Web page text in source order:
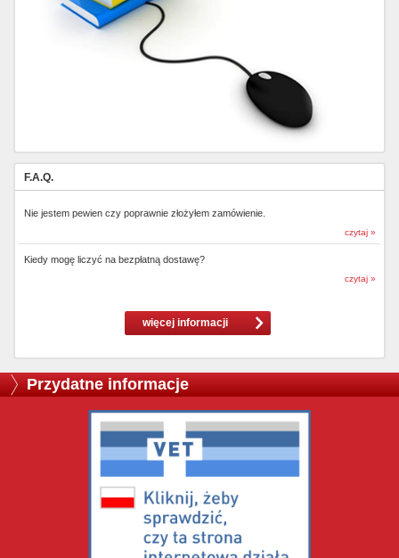
F.A.Q.
Nie jestem pewien czy poprawnie złożyłem zamówienie.
czytaj »
Kiedy mogę liczyć na bezpłatną dostawę?
czytaj »
więcej informacji
Przydatne informacje